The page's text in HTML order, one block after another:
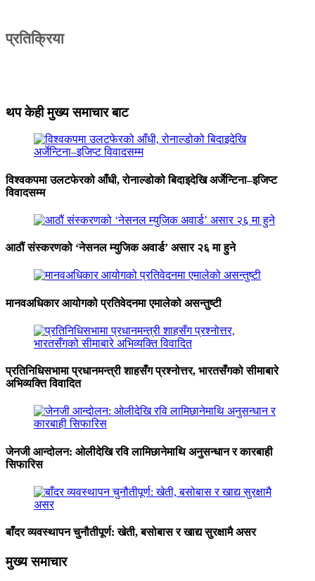
प्रतिक्रिया
थप केही मुख्य समाचार बाट
विश्वकपमा उलटफेरको आँधी, रोनाल्डोको बिदाइदेखि अर्जेन्टिना–इजिप्ट
विवादसम्म
आठौं संस्करणको ‘नेसनल म्युजिक अवार्ड’ असार २६ मा हुने
मानवअधिकार आयोगको प्रतिवेदनमा एमालेको असन्तुष्टी
प्रतिनिधिसभामा प्रधानमन्त्री शाहसँग प्रश्नोत्तर, भारतसँगको सीमाबारे
अभिव्यक्ति विवादित
जेनजी आन्दोलन: ओलीदेखि रवि लामिछानेमाथि अनुसन्धान र कारबाही
सिफारिस
बाँदर व्यवस्थापन चुनौतीपूर्ण: खेती, बसोबास र खाद्य सुरक्षामै असर
मुख्य समाचार